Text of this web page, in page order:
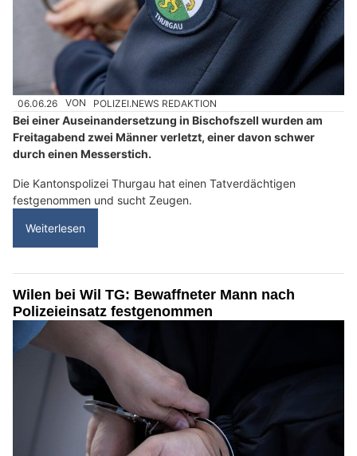
06.06.26 VON POLIZEI.NEWS REDAKTION
Bei einer Auseinandersetzung in Bischofszell wurden am
Freitagabend zwei Männer verletzt, einer davon schwer
durch einen Messerstich.
Die Kantonspolizei Thurgau hat einen Tatverdächtigen
festgenommen und sucht Zeugen.
Weiterlesen
Wilen bei Wil TG: Bewaffneter Mann nach
Polizeieinsatz festgenommen